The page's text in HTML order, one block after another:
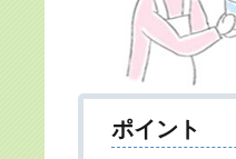
ポイント